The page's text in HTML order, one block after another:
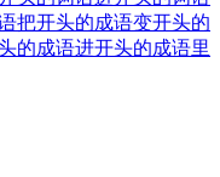
把开头的成语变开头的
的成语进开头的成语里